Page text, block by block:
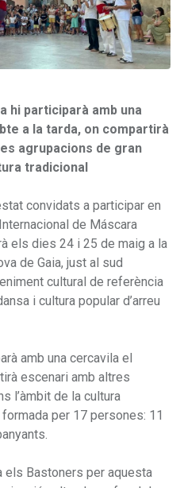
hi participarà amb una
a la tarda, on compartirà
agrupacions de gran
tradicional
convidats a participar en
de Máscara
els dies 24 i 25 de maig a la
de Gaia, just al sud
cultural de referència
i cultura popular d’arreu
amb una cercavila el
escenari amb altres
l’àmbit de la cultura
per 17 persones: 11
els Bastoners per aquesta